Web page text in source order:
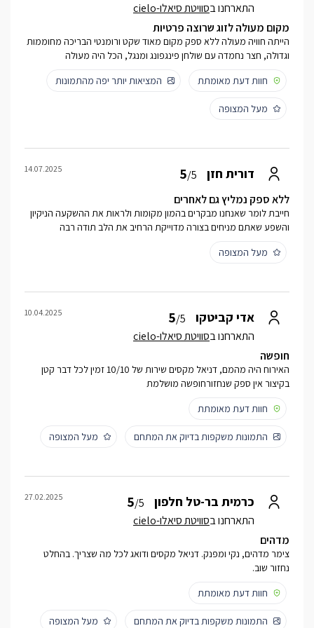
התארחנו בסוויטת סיאלו-cielo
מקום מעולה לזוג שרוצה פרטיות
הייתה חוויה מעולה ללא ספק מקום מאוד שקט ורומנטי הבריכה מחוממות
וגדולה, חצר נחמדה עם שולחן פינגפונג ומנגל, הכל היה מעולה
חוות דעת מאומתת
המציאות יותר יפה מהתמונות
מעל המצופה
דורית חזן 5/5
14.07.2025
ללא ספק נמליץ גם לאחרים
חייבת לומר שאנחנו מבקרים בהמון מקומות ולראות את ההשקעה הניקיון
והשפע שאתם מניחים בצורה מדוייקת הרחיב את הלב תודה רבה
מעל המצופה
אדי קביטקו 5/5
התארחנו בסוויטת סיאלו-cielo
10.04.2025
חופשה
האירוח היה מהמם, דניאל מקסים שירות של 10/10 זמין לכל דבר קטן
בקיצור אין ספק שנחזורחופשה מושלמת
חוות דעת מאומתת
התמונות משקפות בדיוק את המתחם מעל המצופה
כרמית בר-טל חלפון 5/5
התארחנו בסוויטת סיאלו-cielo
27.02.2025
מדהים
צימר מדהים, נקי ומפנק. דניאל מקסים ודואג לכל מה שצריך. בהחלט
נחזור שוב.
חוות דעת מאומתת
התמונות משקפות בדיוק את המתחם מעל המצופה